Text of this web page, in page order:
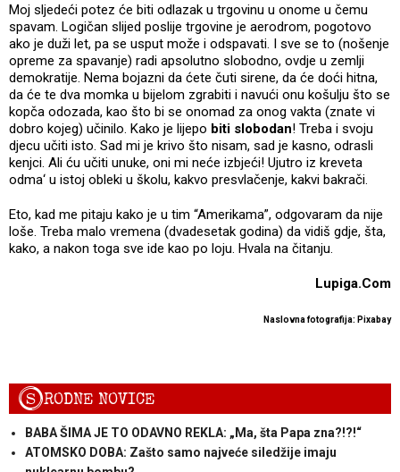
Moj sljedeći potez će biti odlazak u trgovinu u onome u čemu
spavam. Logičan slijed poslije trgovine je aerodrom, pogotovo
ako je duži let, pa se usput može i odspavati. I sve se to (nošenje
opreme za spavanje) radi apsolutno slobodno, ovdje u zemlji
demokratije. Nema bojazni da ćete čuti sirene, da će doći hitna,
da će te dva momka u bijelom zgrabiti i navući onu košulju što se
kopča odozada, kao što bi se onomad za onog vakta (znate vi
dobro kojeg) učinilo. Kako je lijepo biti slobodan! Treba i svoju
djecu učiti isto. Sad mi je krivo što nisam, sad je kasno, odrasli
kenjci. Ali ću učiti unuke, oni mi neće izbjeći! Ujutro iz kreveta
odma‘ u istoj obleki u školu, kakvo presvlačenje, kakvi bakrači.
Eto, kad me pitaju kako je u tim “Amerikama”, odgovaram da nije
loše. Treba malo vremena (dvadesetak godina) da vidiš gdje, šta,
kako, a nakon toga sve ide kao po loju. Hvala na čitanju.
Lupiga.Com
Naslovna fotografija: Pixabay
SRODNE NOVICE
BABA ŠIMA JE TO ODAVNO REKLA: „Ma, šta Papa zna?!?!“
ATOMSKO DOBA: Zašto samo najveće siledžije imaju